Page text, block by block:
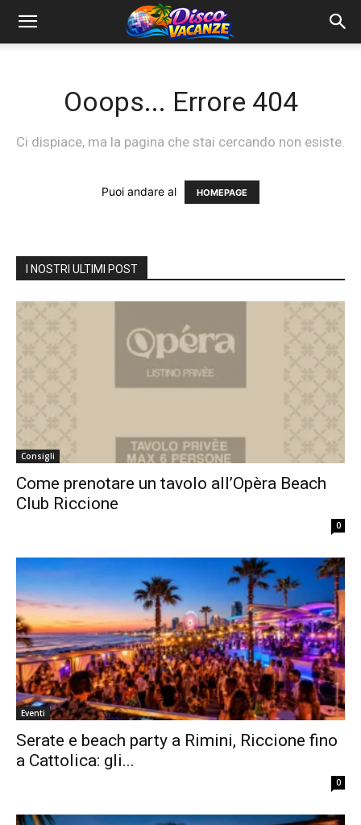
Ooops... Errore 404
Ci dispiace, ma la pagina che stai cercando non esiste.
Puoi andare al HOMEPAGE
I NOSTRI ULTIMI POST
Consigli
Come prenotare un tavolo all’Opèra Beach
Club Riccione
0
Eventi
Serate e beach party a Rimini, Riccione fino
a Cattolica: gli...
0